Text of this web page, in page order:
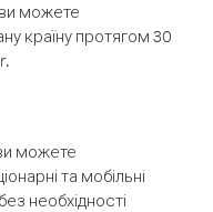
можете
країну протягом 30
можете
та мобільні
необхідності